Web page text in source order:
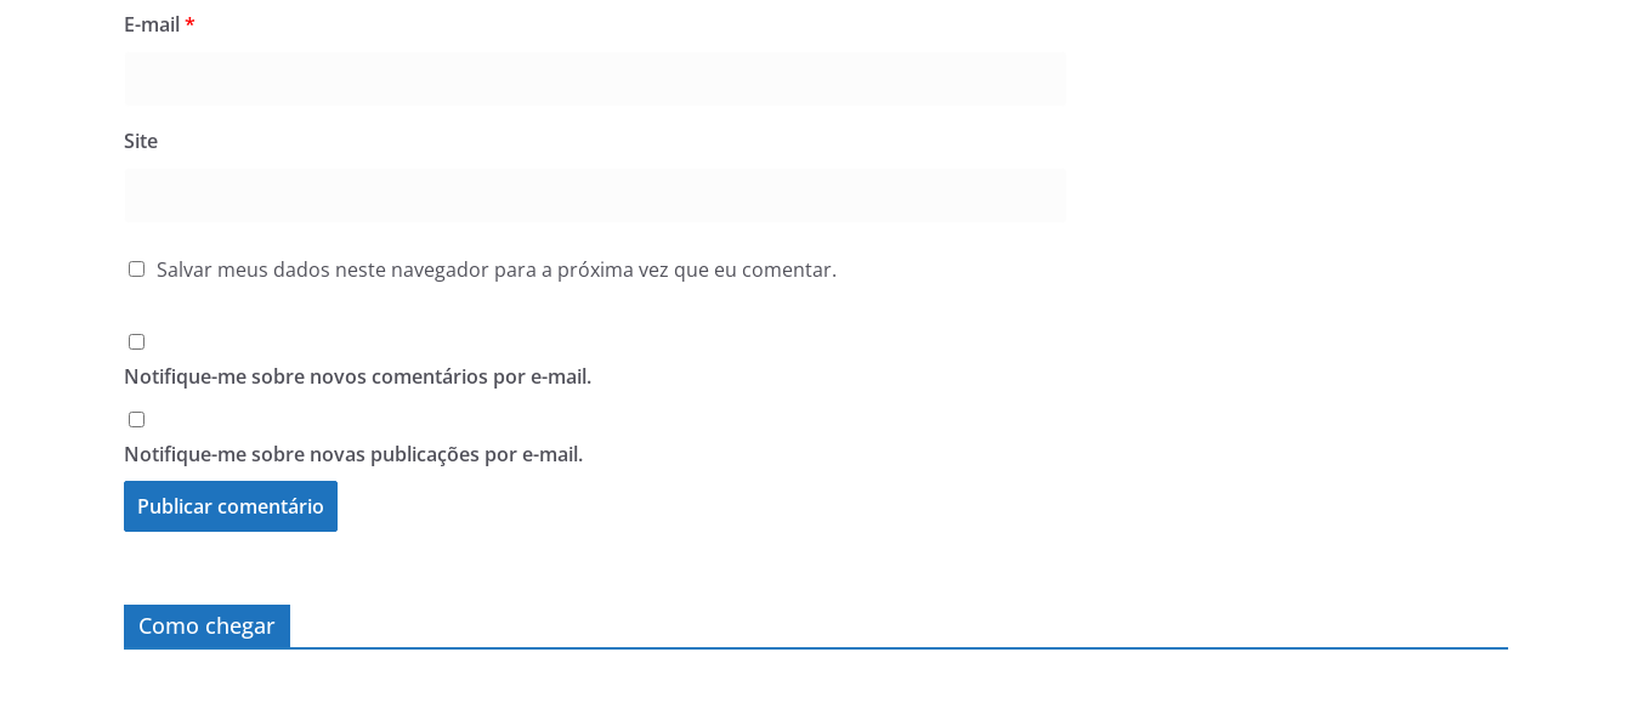
E-mail*
Site
Salvar meus dados neste navegador para a próxima vez que eu comentar.
Notifique-me sobre novos comentários por e-mail.
Notifique-me sobre novas publicações por e-mail.
Como chegar